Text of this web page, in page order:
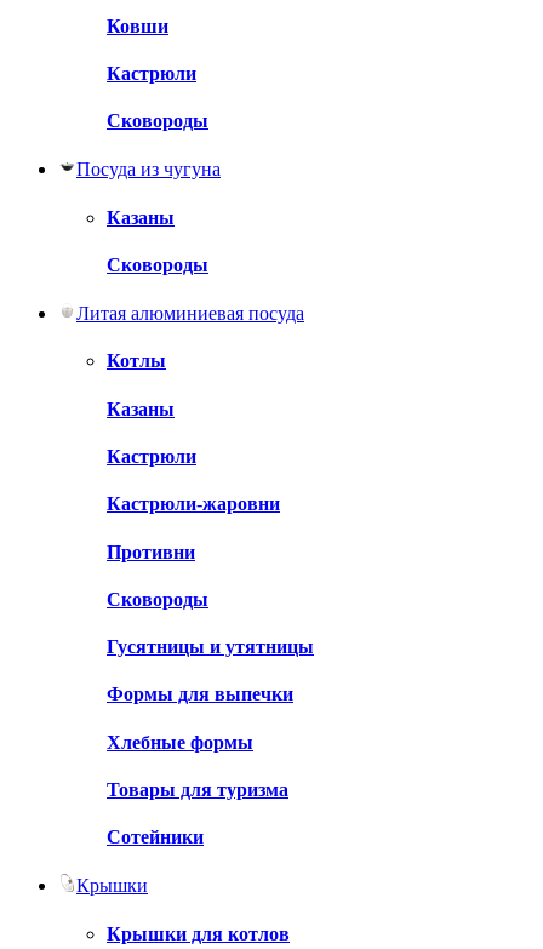
Ковши
Кастрюли
Сковороды
Посуда из чугуна
Казаны
Сковороды
Литая алюминиевая посуда
Котлы
Казаны
Кастрюли
Кастрюли-жаровни
Противни
Сковороды
Гусятницы и утятницы
Формы для выпечки
Хлебные формы
Товары для туризма
Сотейники
Крышки
Крышки для котлов